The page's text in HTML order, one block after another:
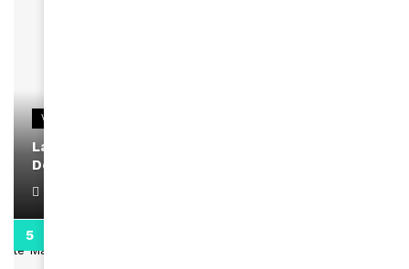
VIDEOS
La rubrique santé speciale coronavirus du
Docteur Makanda